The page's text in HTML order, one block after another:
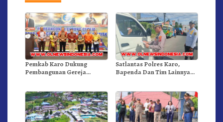
Pemkab Karo Dukung
Pembangunan Gereja
Satlantas Polres Karo,
Bapenda Dan Tim Lainnya